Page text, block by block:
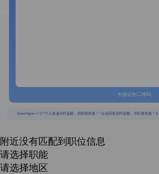
长按识别二维码
{{usertype=='2'?'个人投递实时提醒，招聘更快捷！':'企业回复实时提醒，求职更快捷！'}}
附近没有匹配到职位信息
请选择职能
请选择地区